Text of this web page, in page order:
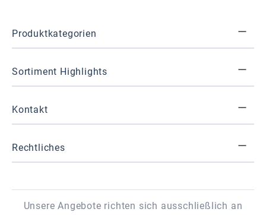
Produktkategorien
Sortiment Highlights
Kontakt
Rechtliches
Unsere Angebote richten sich ausschließlich an